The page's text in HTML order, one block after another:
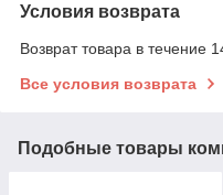
Условия возврата
Возврат товара в течение
Все условия возврата
Подобные товары